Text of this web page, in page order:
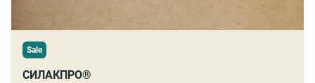
Sale
СИЛАКПРО®